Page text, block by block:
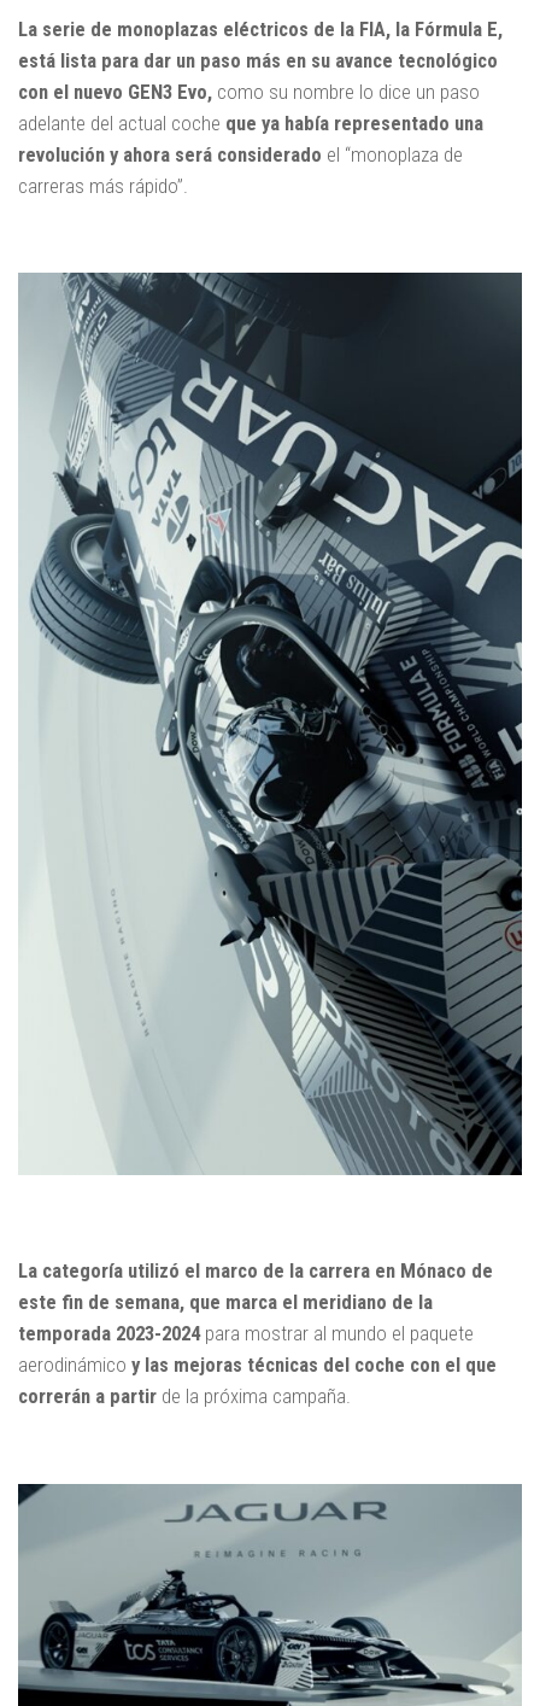
La serie de monoplazas eléctricos de la FIA, la Fórmula E,
está lista para dar un paso más en su avance tecnológico
con el nuevo GEN3 Evo, como su nombre lo dice un paso
adelante del actual coche que ya había representado una
revolución y ahora será considerado el “monoplaza de
carreras más rápido”.
La categoría utilizó el marco de la carrera en Mónaco de
este fin de semana, que marca el meridiano de la
temporada 2023-2024para mostrar al mundo el paquete
aerodinámico y las mejoras técnicas del coche con el que
correrán a partir de la próxima campaña.